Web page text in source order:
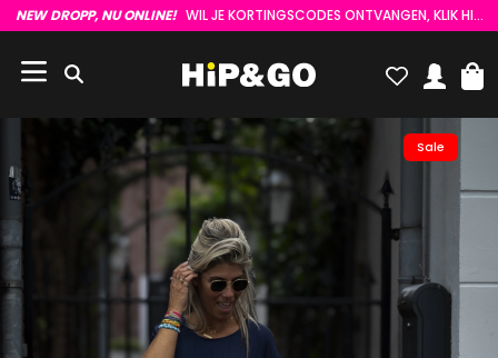
NEW DROPP, NU ONLINE! WIL JE KORTINGSCODES ONTVANGEN, KLIK HIER :)
Sale